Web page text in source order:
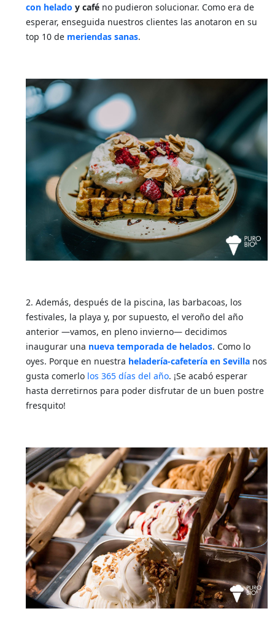
con helado y café no pudieron solucionar. Como era de
esperar, enseguida nuestros clientes las anotaron en su
top 10 de meriendas sanas.
2. Además, después de la piscina, las barbacoas, los
festivales, la playa y, por supuesto, el veroño del año
anterior —vamos, en pleno invierno— decidimos
inaugurar una nueva temporada de helados. Como lo
oyes. Porque en nuestra heladería-cafetería en Sevilla nos
gusta comerlo los 365 días del año. ¡Se acabó esperar
hasta derretirnos para poder disfrutar de un buen postre
fresquito!